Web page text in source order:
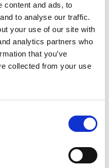
content and ads, to
to analyse our traffic.
your use of our site with
analytics partners who
that you’ve
collected from your use
het ligbed regelmatig
en stof te verwijderen.
kunt u gebruikmaken
zonder agressieve
eigenschappen
bij langdurige
in goede conditie.
model?
aluminium ligbedden is
houden met uw gebruik